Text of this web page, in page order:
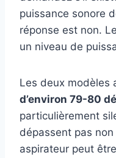
puissance sonore
réponse est non.
un niveau de
Les deux modèles
d’environ 79-80
particulièrement
dépassent pas
aspirateur peut